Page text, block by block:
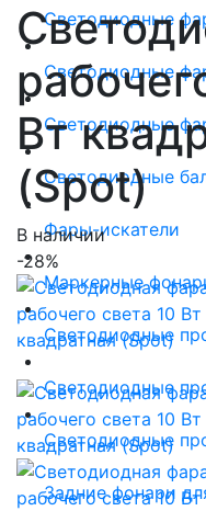
Светодиодные
Светодиодные
Светодиодные
Светодиодные
Фары-искатели
Маркерные
Светодиодные
Светодиодные
Светодиодные
Задние фонари
Вт
(Spot)
В наличии
-28%